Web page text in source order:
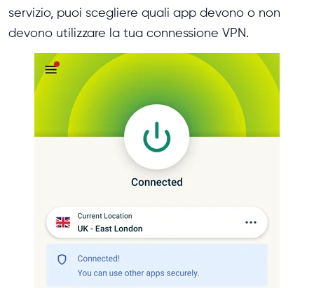
servizio, puoi scegliere quali app devono o non
devono utilizzare la tua connessione VPN.